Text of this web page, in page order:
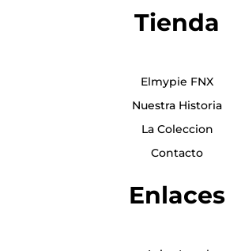
Tienda
Elmypie FNX
Nuestra Historia
La Coleccion
Contacto
Enlaces